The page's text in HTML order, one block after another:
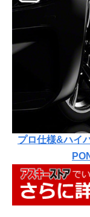
プロ仕様&ハイ